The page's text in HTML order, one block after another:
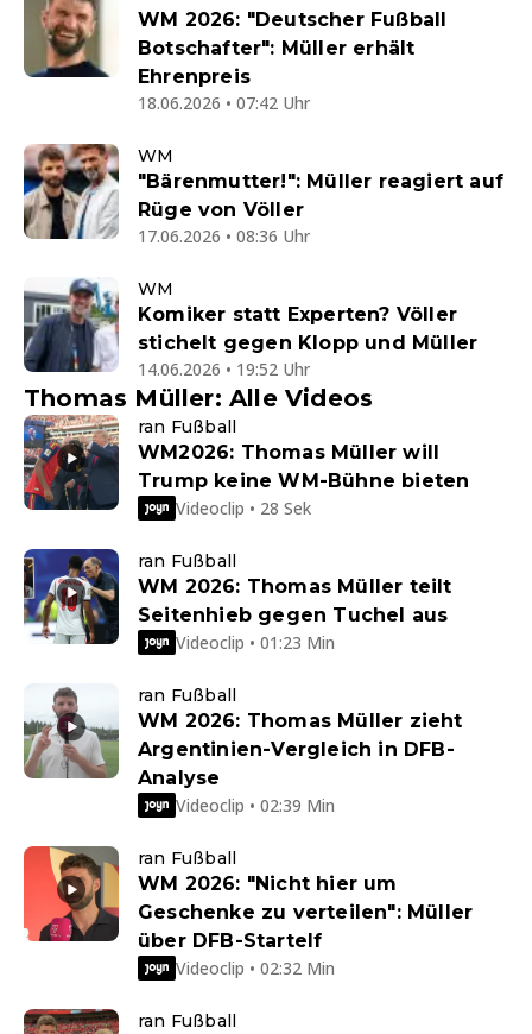
WM 2026: "Deutscher Fußball
Botschafter": Müller erhält
Ehrenpreis
18.06.2026 • 07:42 Uhr
WM
"Bärenmutter!": Müller reagiert auf
Rüge von Völler
17.06.2026 • 08:36 Uhr
WM
Komiker statt Experten? Völler
stichelt gegen Klopp und Müller
14.06.2026 • 19:52 Uhr
Thomas Müller: Alle Videos
ran Fußball
WM2026: Thomas Müller will
Trump keine WM-Bühne bieten
Videoclip • 28 Sek
ran Fußball
WM 2026: Thomas Müller teilt
Seitenhieb gegen Tuchel aus
Videoclip • 01:23 Min
ran Fußball
WM 2026: Thomas Müller zieht
Argentinien-Vergleich in DFB-
Analyse
Videoclip • 02:39 Min
ran Fußball
WM 2026: "Nicht hier um
Geschenke zu verteilen": Müller
über DFB-Startelf
Videoclip • 02:32 Min
ran Fußball